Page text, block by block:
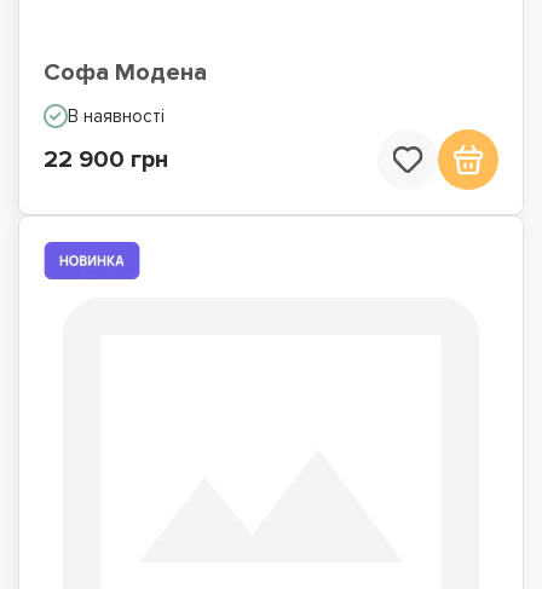
Софа Модена
В наявності
22 900 грн